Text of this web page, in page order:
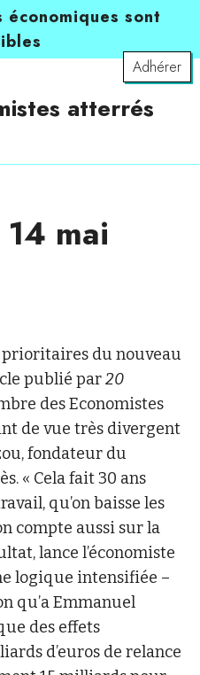
économiques sont
Adhérer
atterrés
mai
prioritaires du nouveau
publié par20
des Economistes
de vue très divergent
fondateur du
« Cela fait 30 ans
qu’on baisse les
compte aussi sur la
lance l’économiste
logique intensifiée –
qu’a Emmanuel
des effets
d’euros de relance